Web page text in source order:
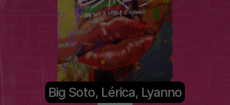
Big Soto, Lérica, Lyanno